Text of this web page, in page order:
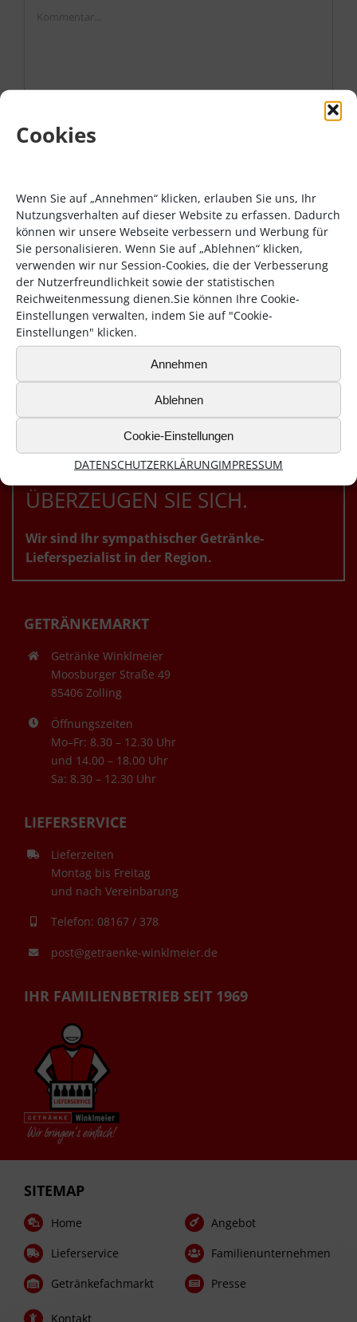
Cookies
Wenn Sie auf „Annehmen“ klicken, erlauben Sie uns, Ihr
Nutzungsverhalten auf dieser Website zu erfassen. Dadurch
können wir unsere Webseite verbessern und Werbung für
Sie personalisieren. Wenn Sie auf „Ablehnen“ klicken,
verwenden wir nur Session-Cookies, die der Verbesserung
der Nutzerfreundlichkeit sowie der statistischen
Reichweitenmessung dienen.Sie können Ihre Cookie-
Einstellungen verwalten, indem Sie auf "Cookie-
Einstellungen" klicken.
Annehmen
Ablehnen
Cookie-Einstellungen
DATENSCHUTZERKLÄRUNGIMPRESSUM
ÜBERZEUGEN SIE SICH.
Wir sind Ihr sympathischer Getränke-
Lieferspezialist in der Region.
GETRÄNKEMARKT
Getränke Winklmeier
Moosburger Straße 49
85406 Zolling
Öffnungszeiten
Mo–Fr: 8.30 – 12.30 Uhr
und 14.00 – 18.00 Uhr
Sa: 8.30 – 12.30 Uhr
LIEFERSERVICE
Lieferzeiten
Montag bis Freitag
und nach Vereinbarung
Telefon: 08167 / 378
post@getraenke-winklmeier.de
IHR FAMILIENBETRIEB SEIT 1969
SITEMAP
Home
Lieferservice
Getränkefachmarkt
Angebot
Familienunternehmen
Presse
Kontakt